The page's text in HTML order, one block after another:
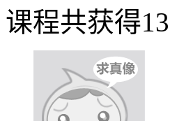
课程共获得